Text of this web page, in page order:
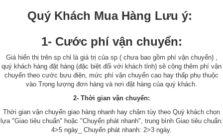
Quý Khách Mua Hàng Lưu ý:
1- Cước phí vận chuyển:
Giá hiển thị trên sp chỉ là giá trị của sp ( chưa bao gồm phí vận chuyển) ,
quý khách hàng đặt hàng (đặc biệt đối với khách tỉnh) sẽ cộng thêm phí vận
chuyển theo cước bưu điện, mức phí vận chuyển cao hay thấp phụ thuộc
vào Trọng lượng đơn hàng và nơi đặt hàng của quý khách.
2- Thời gian vận chuyển:
Thời gian vận chuyển giao hàng nhanh hay chậm tùy theo Quý khách chọn
lựa "Giao tiêu chuẩn" hoặc "Chuyển phát nhanh", trung bình Giao tiêu chuẩn:
4>5 ngày_ Chuyển phát nhanh: 2>3 ngày.